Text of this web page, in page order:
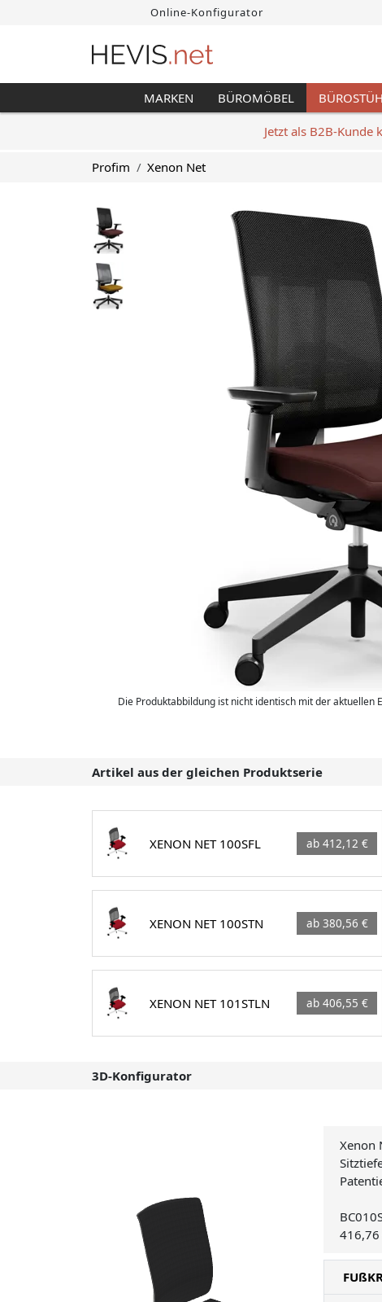
Online-Konfigurator
MARKEN BÜROMÖBEL
Jetzt als B2B-
Profim Xenon Net
Die Produktabbildung ist nicht identisch mit der aktuellen
Artikel aus der gleichen Produktserie
XENON NET 100SFL ab 412,12 €
XENON NET 100STN ab 380,56 €
XENON NET 101STLN ab 406,55 €
3D-Konfigurator
Xenon